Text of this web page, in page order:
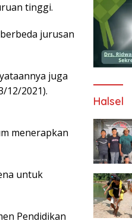
tinggi.
jurusan
juga
12/2021).
menerapkan
untuk
Pendidikan
Halsel